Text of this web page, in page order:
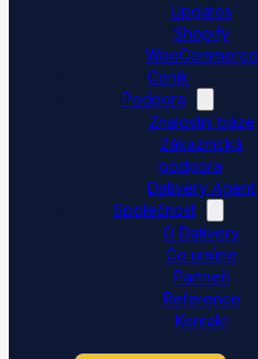
Upgates
Shopify
WooCommerce
Ceník
Podpora
Znalostní báze
Zákaznická
podpora
Dativery Agent
Společnost
O Dativery
Co umíme
Partneři
Reference
Kontakt